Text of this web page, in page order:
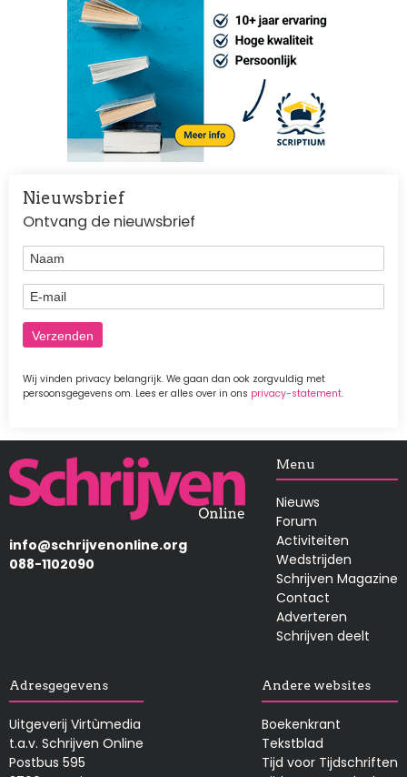
Nieuwsbrief
Ontvang de nieuwsbrief
Naam
E-mail
Wij vinden privacy belangrijk. We gaan dan ook zorgvuldig met
persoonsgegevens om. Lees er alles over in ons privacy-statement.
Afbeelding
info@schrijvenonline.org
088-1102090
Menu
Nieuws
Forum
Activiteiten
Wedstrijden
Schrijven Magazine
Contact
Adverteren
Schrijven deelt
Adresgegevens
Uitgeverij Virtùmedia
t.a.v. Schrijven Online
Postbus 595
Andere websites
Boekenkrant
Tekstblad
Tijd voor Tijdschriften